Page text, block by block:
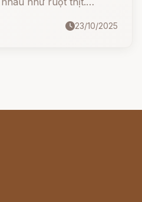
mẹ ghẻ tham lam
23/10/2025